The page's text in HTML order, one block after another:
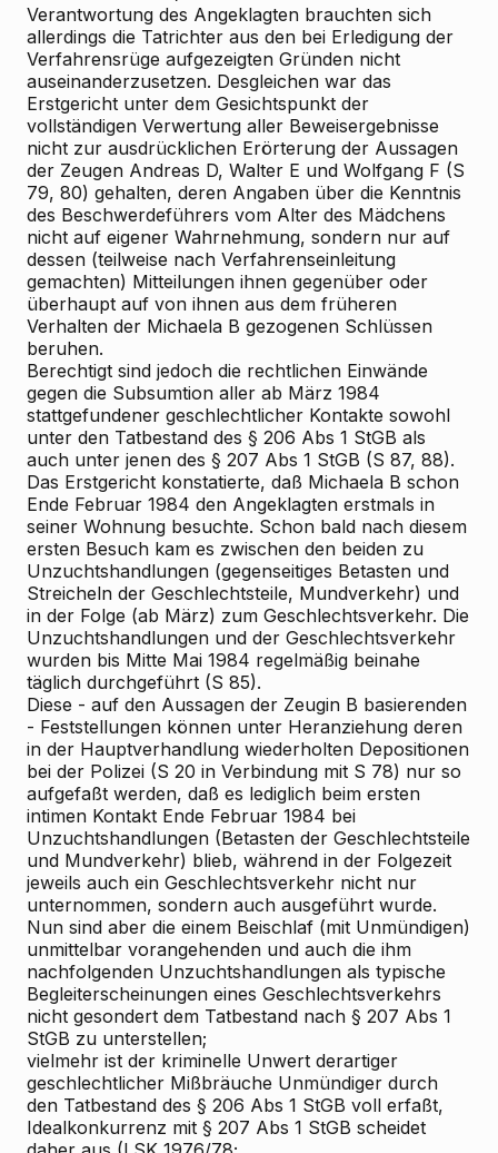
Verantwortung des Angeklagten brauchten sich
allerdings die Tatrichter aus den bei Erledigung der
Verfahrensrüge aufgezeigten Gründen nicht
auseinanderzusetzen. Desgleichen war das
Erstgericht unter dem Gesichtspunkt der
vollständigen Verwertung aller Beweisergebnisse
nicht zur ausdrücklichen Erörterung der Aussagen
der Zeugen Andreas D, Walter E und Wolfgang F (S
79, 80) gehalten, deren Angaben über die Kenntnis
des Beschwerdeführers vom Alter des Mädchens
nicht auf eigener Wahrnehmung, sondern nur auf
dessen (teilweise nach Verfahrenseinleitung
gemachten) Mitteilungen ihnen gegenüber oder
überhaupt auf von ihnen aus dem früheren
Verhalten der Michaela B gezogenen Schlüssen
beruhen.
Berechtigt sind jedoch die rechtlichen Einwände
gegen die Subsumtion aller ab März 1984
stattgefundener geschlechtlicher Kontakte sowohl
unter den Tatbestand des § 206 Abs 1 StGB als
auch unter jenen des § 207 Abs 1 StGB (S 87, 88).
Das Erstgericht konstatierte, daß Michaela B schon
Ende Februar 1984 den Angeklagten erstmals in
seiner Wohnung besuchte. Schon bald nach diesem
ersten Besuch kam es zwischen den beiden zu
Unzuchtshandlungen (gegenseitiges Betasten und
Streicheln der Geschlechtsteile, Mundverkehr) und
in der Folge (ab März) zum Geschlechtsverkehr. Die
Unzuchtshandlungen und der Geschlechtsverkehr
wurden bis Mitte Mai 1984 regelmäßig beinahe
täglich durchgeführt (S 85).
Diese - auf den Aussagen der Zeugin B basierenden
- Feststellungen können unter Heranziehung deren
in der Hauptverhandlung wiederholten Depositionen
bei der Polizei (S 20 in Verbindung mit S 78) nur so
aufgefaßt werden, daß es lediglich beim ersten
intimen Kontakt Ende Februar 1984 bei
Unzuchtshandlungen (Betasten der Geschlechtsteile
und Mundverkehr) blieb, während in der Folgezeit
jeweils auch ein Geschlechtsverkehr nicht nur
unternommen, sondern auch ausgeführt wurde.
Nun sind aber die einem Beischlaf (mit Unmündigen)
unmittelbar vorangehenden und auch die ihm
nachfolgenden Unzuchtshandlungen als typische
Begleiterscheinungen eines Geschlechtsverkehrs
nicht gesondert dem Tatbestand nach § 207 Abs 1
StGB zu unterstellen;
vielmehr ist der kriminelle Unwert derartiger
geschlechtlicher Mißbräuche Unmündiger durch
den Tatbestand des § 206 Abs 1 StGB voll erfaßt,
Idealkonkurrenz mit § 207 Abs 1 StGB scheidet